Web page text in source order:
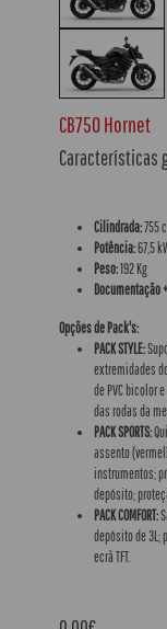
CB750 Hornet
Características
Cilindrada:755
Potência:67,5
Peso:192 Kg
Documentação
Opções de Pack's:
PACK STYLE:
extremidades
de PVC bicolor
das rodas da
PACK SPORTS:
assento
instrumentos;
depósito;
PACK COMFORT:
depósito de 3L;
ecrã TFT.